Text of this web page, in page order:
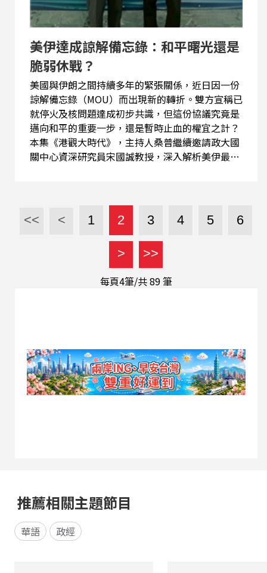
美伊達成諒解備忘錄：和平曙光還是
脆弱休戰？
美國與伊朗之間持續多年的緊張關係，近日因一份
諒解備忘錄（MOU）而出現新的轉折。雙方宣稱已
就停火及核問題達成初步共識，但這份協議究竟是
邁向和平的重要一步，還是暫時止血的權宜之計？
本集《港觀大時代》，主持人桑普繼續邀請政大國
關中心資深研究員宋國誠教授，深入解析美伊最新
排，真正關鍵仍在後續談判與履約機制。 節目進一
步分析五大核心爭議，包括伊朗濃縮鈾與核設施監
管、海外遭凍結資金的解凍問題、荷姆茲海峽通航
權、伊朗支持的區域武裝勢力，以及美軍在中東的
軍事部署。這些問題牽涉各方核心利益，即使簽署
協議，也未必代表衝突能夠徹底化解。 此外，節目
權力角力，也讓談判成果面臨內部挑戰。 最後，從
國際政治與地緣戰略角度出發，主持人與來賓分析
川普政府推動協議背後的盤算，以及美伊雙方在經
<< < 1 2 3 4 5 6
> >>
每頁4筆/共89筆
推薦相關主題節目
華語 政經